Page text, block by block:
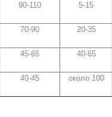
90-110 5-15
70-90 20-35
45-65 40-65
40-45 около 100